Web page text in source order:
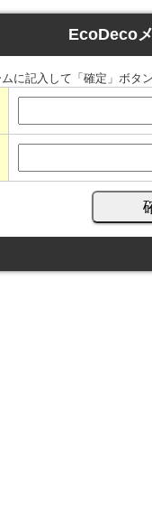
EcoDeco
に記入して「確定」ボタ